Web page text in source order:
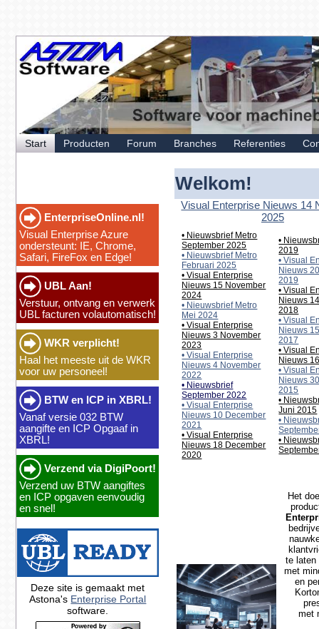
Start Producten Forum Branches Referenties
EnterpriseOnline.nl!
Visual Enterprise Azure
ondersteunt: IE, Chrome,
Safari, FireFox en Edge!
UBL Aan!
Verstuur, ontvang en verwerk
UBL facturen volautomatisch!
WKR verplicht!
Haal het meeste uit de WKR
voor uw personeel!
BTW en ICP in XBRL!
Vanaf versie 032 BTW
aangifte en ICP Opgaaf in
XBRL!
Verzend via DigiPoort!
Verzend uw BTW aangiftes
en ICP opgaven eenvoudig
en snel!
Deze site is gemaakt met
Astona's Enterprise Portal
software.
Welkom!
Visual Enterprise Nieuws 14
2025
• Nieuwsbrief Metro
September 2025
• Nieuwsbrief Metro
Februari 2025
• Visual Enterprise
Nieuws 15 November
2024
• Nieuwsbrief Metro
Mei 2024
• Visual Enterprise
Nieuws 3 November
2023
• Visual Enterprise
Nieuws 4 November
2022
• Nieuwsbrief
September 2022
• Visual Enterprise
Nieuws 10 December
2021
• Visual Enterprise
Nieuws 18 December
2020
•
2019
• Visual
Nieuws
2019
• Visual
Nieuws
2018
• Visual
Nieuws
2017
• Visual
Nieuws
• Visual
Nieuws
2015
•
Juni 2015
•
•
Het
te
met
en
met